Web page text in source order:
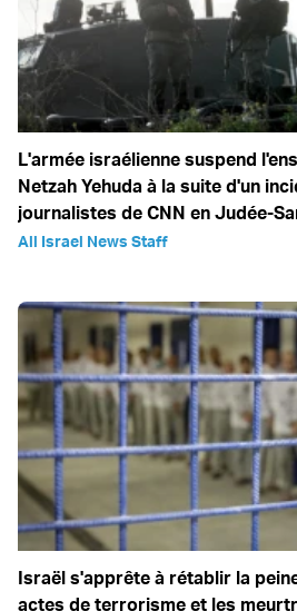
L'armée israélienne suspend
Netzah Yehuda à la suite d'un
journalistes de CNN en Judée-
All Israel News Staff
Israël s'apprête à rétablir la
actes de terrorisme et les